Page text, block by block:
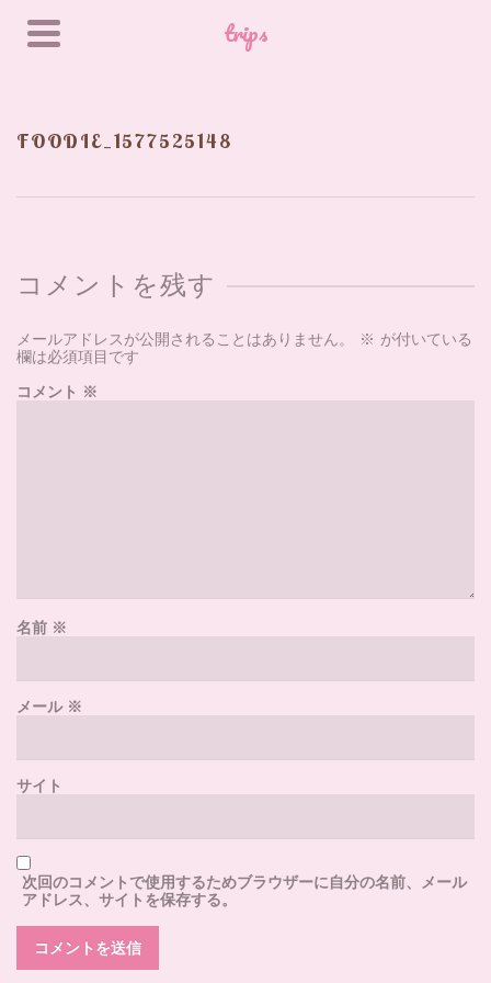
trips
FOODIE_1577525148
コメントを残す
メールアドレスが公開されることはありません。 ※ が付いている
欄は必須項目です
コメント ※
名前 ※
メール※
サイト
次回のコメントで使用するためブラウザーに自分の名前、メール
アドレス、サイトを保存する。